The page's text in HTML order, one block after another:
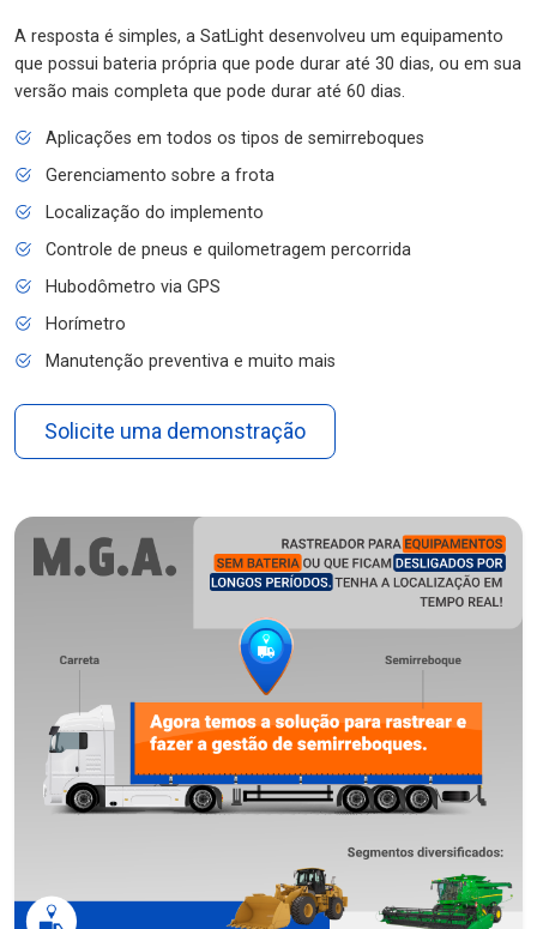
A resposta é simples, a SatLight desenvolveu um equipamento
que possui bateria própria que pode durar até 30 dias, ou em sua
versão mais completa que pode durar até 60 dias.
Aplicações em todos os tipos de semirreboques
Gerenciamento sobre a frota
Localização do implemento
Controle de pneus e quilometragem percorrida
Hubodômetro via GPS
Horímetro
Manutenção preventiva e muito mais
Solicite uma demonstração